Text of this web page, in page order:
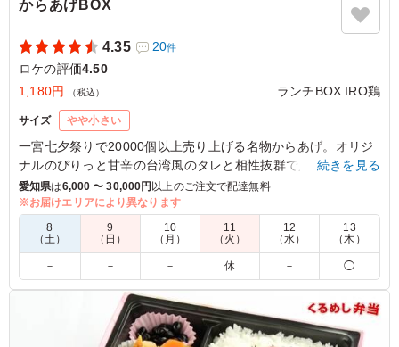
からあげBOX
4.35 20件
ロケの評価4.50
1,180円
（税込） ランチBOX IRO鶏
サイズ やや小さい
一宮七夕祭りで20000個以上売り上げる名物からあげ。オリジ
ナルのぴりっと甘辛の台湾風のタレと相性抜群で人気です。鶏
肉もパリパリジューシー感満載です。コンパクトサイズのラン
チBOXです！
4.5 東海テレビ
しっかりとした味付けで男性陣にも非常に好評となってお
ります。見た目だけでなく、味も美味しくて、女性も喜ん
でいました。今後も頼みたいと思うちょうど良いボリュー
…続きを見る
愛知県は6,000 〜 30,000円 以上のご注文で配達無料
※お届けエリアにより異なります
8
（土）
9
（日）
10
（月）
11
（火）
12
（水）
13
（木）
－ － － 休 － ◯